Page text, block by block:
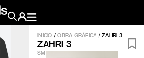
INICIO /OBRA GRÁFICA /ZAHRI 3
ZAHRI 3
SM184